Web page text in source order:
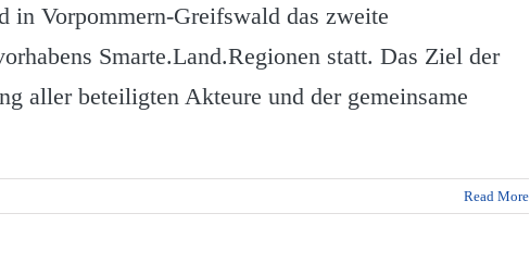
in Vorpommern-Greifswald das zweite
Smarte.Land.Regionen statt. Das Ziel der
aller beteiligten Akteure und der gemeinsame
Read More